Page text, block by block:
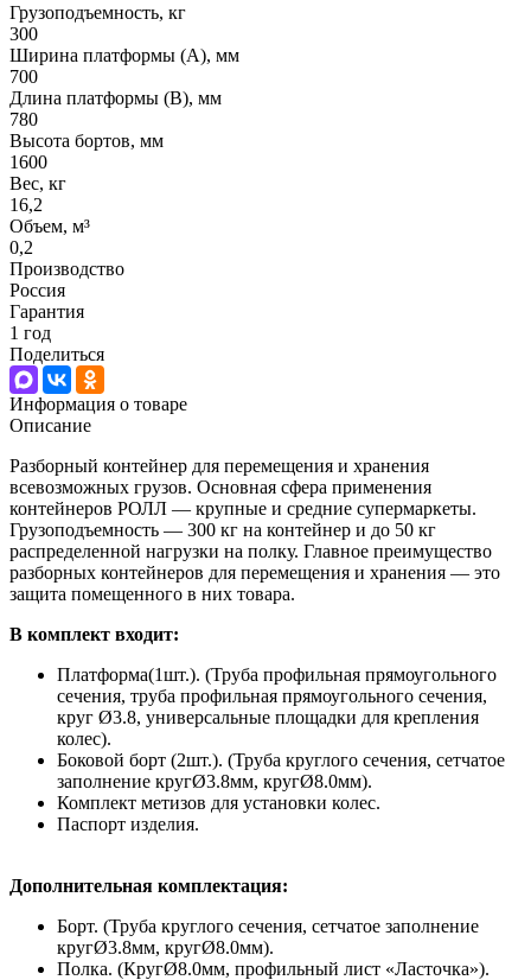
Грузоподъемность, кг
300
Ширина платформы (А), мм
700
Длина платформы (В), мм
780
Высота бортов, мм
1600
Вес, кг
16,2
Объем, м³
0,2
Производство
Россия
Гарантия
1 год
Поделиться
Информация о товаре
Описание
Разборный контейнер для перемещения и хранения
всевозможных грузов. Основная сфера применения
контейнеров РОЛЛ — крупные и средние супермаркеты.
Грузоподъемность — 300 кг на контейнер и до 50 кг
распределенной нагрузки на полку. Главное преимущество
разборных контейнеров для перемещения и хранения — это
защита помещенного в них товара.
В комплект входит:
Платформа(1шт.). (Труба профильная прямоугольного
сечения, труба профильная прямоугольного сечения,
круг Ø3.8, универсальные площадки для крепления
колес).
Боковой борт (2шт.). (Труба круглого сечения, сетчатое
заполнение кругØ3.8мм, кругØ8.0мм).
Комплект метизов для установки колес.
Паспорт изделия.
Дополнительная комплектация:
Борт. (Труба круглого сечения, сетчатое заполнение
кругØ3.8мм, кругØ8.0мм).
Полка. (КругØ8.0мм, профильный лист «Ласточка»).